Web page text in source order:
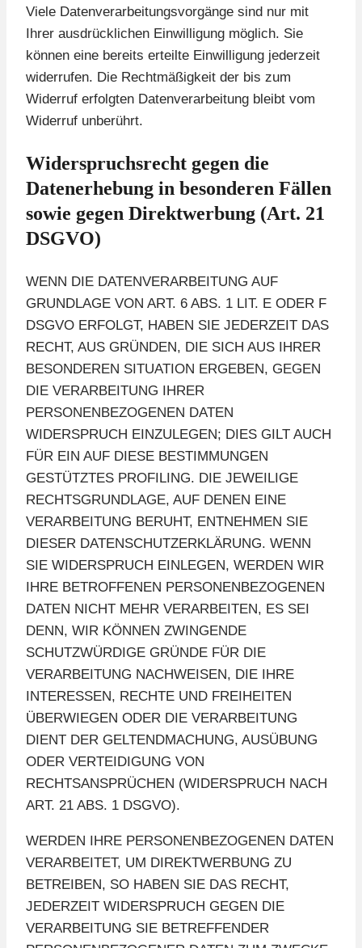
Viele Datenverarbeitungsvorgänge sind nur mit
Ihrer ausdrücklichen Einwilligung möglich. Sie
können eine bereits erteilte Einwilligung jederzeit
widerrufen. Die Rechtmäßigkeit der bis zum
Widerruf erfolgten Datenverarbeitung bleibt vom
Widerruf unberührt.
Widerspruchsrecht gegen die
Datenerhebung in besonderen Fällen
sowie gegen Direktwerbung (Art. 21
DSGVO)
WENN DIE DATENVERARBEITUNG AUF
GRUNDLAGE VON ART. 6 ABS. 1 LIT. E ODER F
DSGVO ERFOLGT, HABEN SIE JEDERZEIT DAS
RECHT, AUS GRÜNDEN, DIE SICH AUS IHRER
BESONDEREN SITUATION ERGEBEN, GEGEN
DIE VERARBEITUNG IHRER
PERSONENBEZOGENEN DATEN
WIDERSPRUCH EINZULEGEN; DIES GILT AUCH
FÜR EIN AUF DIESE BESTIMMUNGEN
GESTÜTZTES PROFILING. DIE JEWEILIGE
RECHTSGRUNDLAGE, AUF DENEN EINE
VERARBEITUNG BERUHT, ENTNEHMEN SIE
DIESER DATENSCHUTZERKLÄRUNG. WENN
SIE WIDERSPRUCH EINLEGEN, WERDEN WIR
IHRE BETROFFENEN PERSONENBEZOGENEN
DATEN NICHT MEHR VERARBEITEN, ES SEI
DENN, WIR KÖNNEN ZWINGENDE
SCHUTZWÜRDIGE GRÜNDE FÜR DIE
VERARBEITUNG NACHWEISEN, DIE IHRE
INTERESSEN, RECHTE UND FREIHEITEN
ÜBERWIEGEN ODER DIE VERARBEITUNG
DIENT DER GELTENDMACHUNG, AUSÜBUNG
ODER VERTEIDIGUNG VON
RECHTSANSPRÜCHEN (WIDERSPRUCH NACH
ART. 21 ABS. 1 DSGVO).
WERDEN IHRE PERSONENBEZOGENEN DATEN
VERARBEITET, UM DIREKTWERBUNG ZU
BETREIBEN, SO HABEN SIE DAS RECHT,
JEDERZEIT WIDERSPRUCH GEGEN DIE
VERARBEITUNG SIE BETREFFENDER